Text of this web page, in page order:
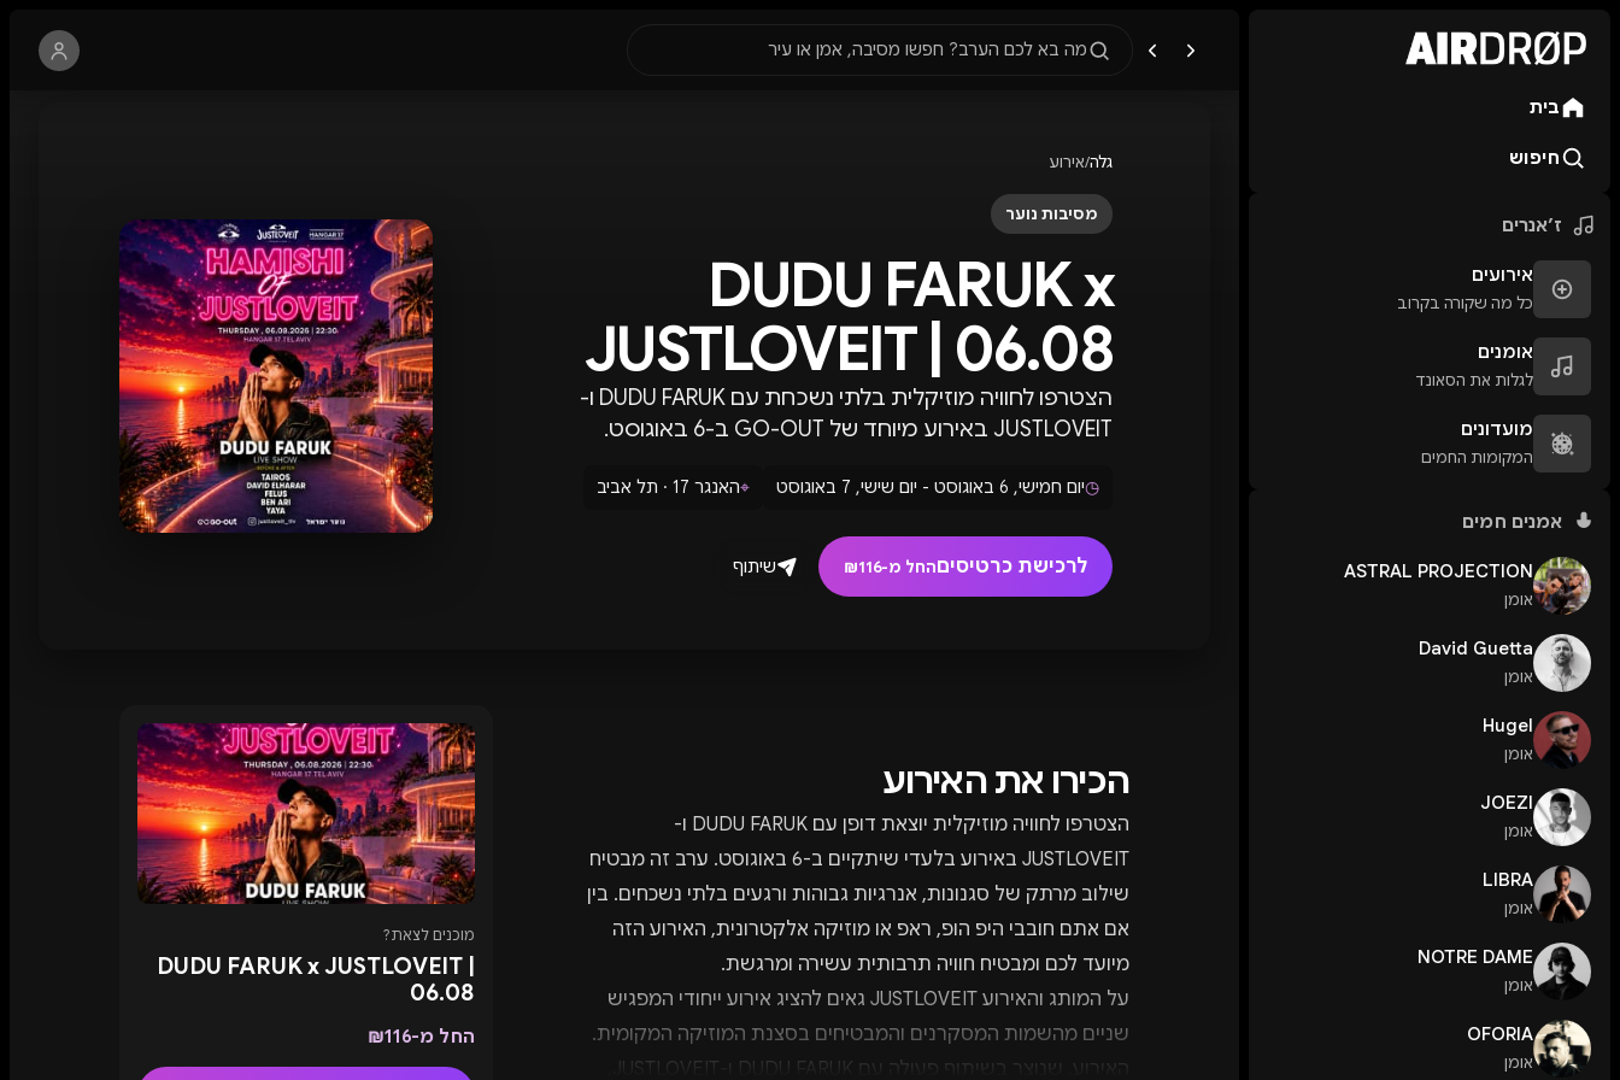
בית
חיפוש
ז׳אנרים
אירועים
כל מה שקורה בקרוב
אומנים
לגלות את הסאונד
מועדונים
המקומות החמים
אמנים חמים
ASTRAL PROJECTION
אומן
David Guetta
אומן
Hugel
אומן
JOEZI
אומן
LIBRA
אומן
NOTRE DAME
אומן
OFORIA
אומן
מה בא לכם הערב? חפשו מסיבה, אמן או עיר
גלה/אירוע
מסיבות נוער
DUDU FARUK x
JUSTLOVEIT | 06.08
הצטרפו לחוויה מוזיקלית בלתי נשכחת עם DUDU FARUK ו-
JUSTLOVEIT באירוע מיוחד של GO-OUT ב-6 באוגוסט.
◷יום חמישי, 6 באוגוסט - יום שישי, 7 באוגוסט ⌖האנגר 17 · תל אביב
לרכישת כרטיסיםהחל מ-₪116 שיתוף
הכירו את האירוע
הצטרפו לחוויה מוזיקלית יוצאת דופן עם DUDU FARUK ו-
JUSTLOVEIT באירוע בלעדי שיתקיים ב-6 באוגוסט. ערב זה מבטיח
שילוב מרתק של סגנונות, אנרגיות גבוהות ורגעים בלתי נשכחים. בין
אם אתם חובבי היפ הופ, ראפ או מוזיקה אלקטרונית, האירוע הזה
מיועד לכם ומבטיח חוויה תרבותית עשירה ומרגשת.
על המותג והאירוע JUSTLOVEIT גאים להציג אירוע ייחודי המפגיש
שניים מהשמות המסקרנים והמבטיחים בסצנת המוזיקה המקומית.
מוכנים לצאת?
DUDU FARUK x JUSTLOVEIT |
06.08
החל מ-₪116
🎶מועדונים